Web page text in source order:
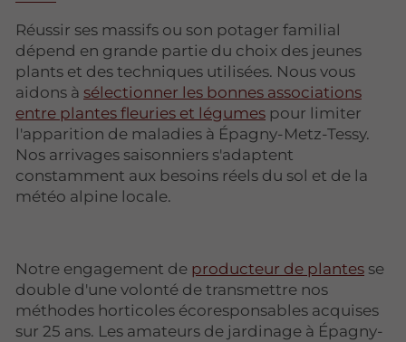
Réussir ses massifs ou son potager familial
dépend en grande partie du choix des jeunes
plants et des techniques utilisées. Nous vous
aidons à sélectionner les bonnes associations
entre plantes fleuries et légumes pour limiter
l'apparition de maladies à Épagny-Metz-Tessy.
Nos arrivages saisonniers s'adaptent
constamment aux besoins réels du sol et de la
météo alpine locale.
Notre engagement de producteur de plantes se
double d'une volonté de transmettre nos
méthodes horticoles écoresponsables acquises
sur 25 ans. Les amateurs de jardinage à Épagny-